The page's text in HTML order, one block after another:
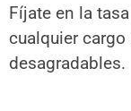
Fíjate en la
cualquier
desagradables.